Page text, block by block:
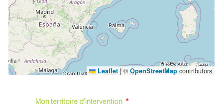
Leaflet |©OpenStreetMap contributors
Mon territoire d'intervention